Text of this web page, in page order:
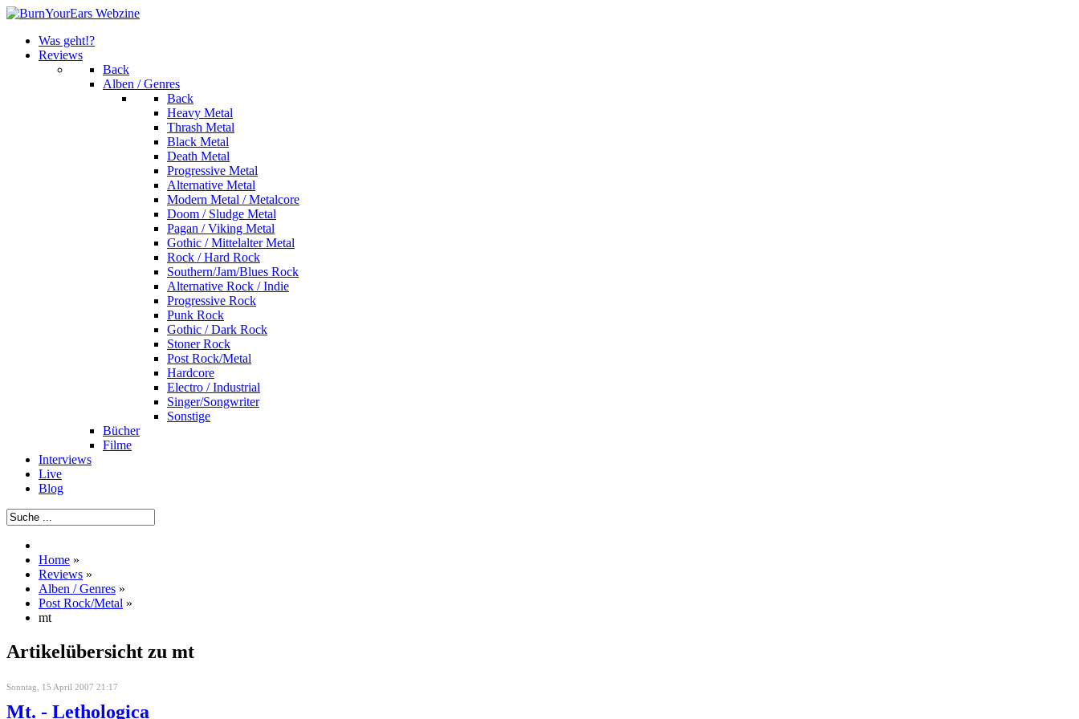
Was geht!?
Reviews
Back
Alben / Genres
Back
Heavy Metal
Thrash Metal
Black Metal
Death Metal
Progressive Metal
Alternative Metal
Modern Metal / Metalcore
Doom / Sludge Metal
Pagan / Viking Metal
Gothic / Mittelalter Metal
Rock / Hard Rock
Southern/Jam/Blues Rock
Alternative Rock / Indie
Progressive Rock
Punk Rock
Gothic / Dark Rock
Stoner Rock
Post Rock/Metal
Hardcore
Electro / Industrial
Singer/Songwriter
Sonstige
Bücher
Filme
Interviews
Live
Blog
Home »
Reviews »
Alben / Genres »
Post Rock/Metal »
mt
Artikelübersicht zu mt
Sonntag, 15 April 2007 21:17
Mt. - Lethologica